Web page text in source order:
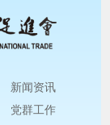
新闻资讯
党群工作